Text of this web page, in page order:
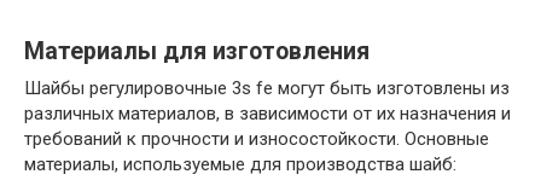
Материалы для изготовления
Шайбы регулировочные 3s fe могут быть изготовлены из
различных материалов, в зависимости от их назначения и
требований к прочности и износостойкости. Основные
материалы, используемые для производства шайб: